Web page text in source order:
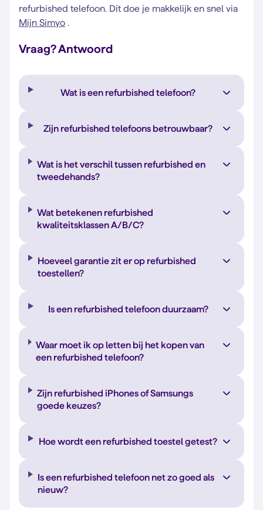
refurbished telefoon. Dit doe je makkelijk en snel via
Mijn Simyo .
Vraag? Antwoord
Wat is een refurbished telefoon?
Zijn refurbished telefoons betrouwbaar?
Wat is het verschil tussen refurbished en
tweedehands?
Wat betekenen refurbished
kwaliteitsklassen A/B/C?
Hoeveel garantie zit er op refurbished
toestellen?
Is een refurbished telefoon duurzaam?
Waar moet ik op letten bij het kopen van
een refurbished telefoon?
Zijn refurbished iPhones of Samsungs
goede keuzes?
Hoe wordt een refurbished toestel getest?
Is een refurbished telefoon net zo goed als
nieuw?